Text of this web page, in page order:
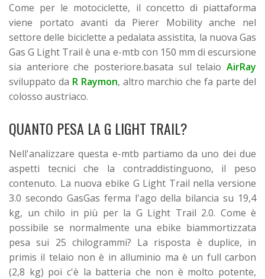
Come per le motociclette, il concetto di piattaforma
viene portato avanti da Pierer Mobility anche nel
settore delle biciclette a pedalata assistita, la nuova Gas
Gas G Light Trail è una e-mtb con 150 mm di escursione
sia anteriore che posteriore.basata sul telaio AirRay
sviluppato da R Raymon, altro marchio che fa parte del
colosso austriaco.
QUANTO PESA LA G LIGHT TRAIL?
Nell'analizzare questa e-mtb partiamo da uno dei due
aspetti tecnici che la contraddistinguono, il peso
contenuto. La nuova ebike G Light Trail nella versione
3.0 secondo GasGas ferma l'ago della bilancia su 19,4
kg, un chilo in più per la G Light Trail 2.0. Come è
possibile se normalmente una ebike biammortizzata
pesa sui 25 chilogrammi? La risposta è duplice, in
primis il telaio non è in alluminio ma è un full carbon
(2,8 kg) poi c'è la batteria che non è molto potente,